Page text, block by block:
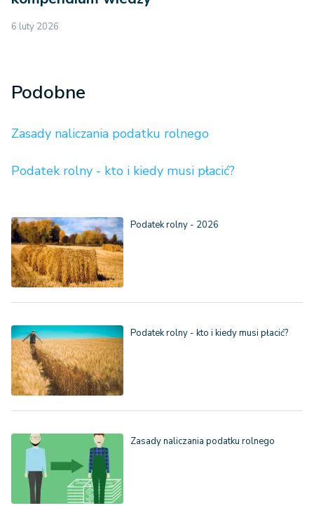
6 luty 2026
Podobne
Zasady naliczania podatku rolnego
Podatek rolny - kto i kiedy musi płacić?
Podatek rolny - 2026
Podatek rolny - kto i kiedy musi płacić?
Zasady naliczania podatku rolnego